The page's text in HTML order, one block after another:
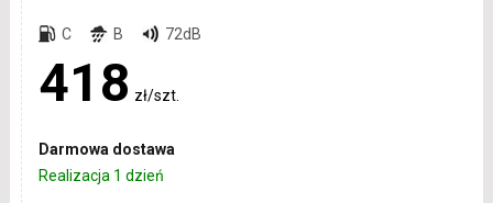
C B 72dB
418 zł/szt.
Darmowa dostawa
Realizacja 1 dzień